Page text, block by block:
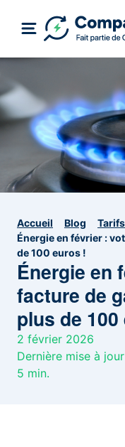
Accueil Blog
Énergie en février :
de 100 euros !
Énergie en
facture de
plus de
2 février 2026
Dernière mise à
5 min.